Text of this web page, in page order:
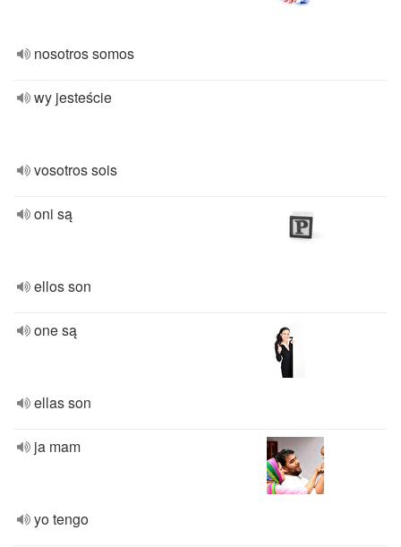
nosotros somos
wy jesteście
vosotros sois
oni są
ellos son
one są
ellas son
ja mam
yo tengo